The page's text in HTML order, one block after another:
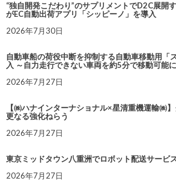
“独自開発こだわり”のサプリメントでD2C展開
がEC自動出荷アプリ「シッピーノ」を導入
2026年7月30日
自動車船の荷役中断を抑制する自動車移動用「
入 ～自力走行できない車両を約5分で移動可能
2026年7月27日
【㈱ハナインターナショナル×星清重機運輸㈱
更なる強化ねらう
2026年7月27日
東京ミッドタウン八重洲でロボット配送サービ
2026年7月27日